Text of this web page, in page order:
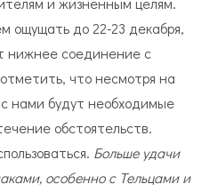
ощущать до 22-23 декабря,
нижнее соединение с
что несмотря на
нами будут необходимые
обстоятельств.
Больше удачи
особенно с Тельцами и